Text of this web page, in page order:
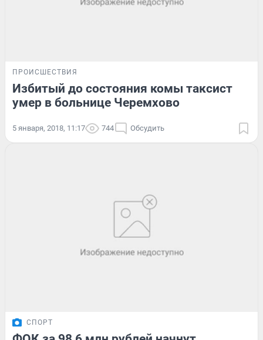
ПРОИСШЕСТВИЯ
Избитый до состояния комы таксист
умер в больнице Черемхово
5 января, 2018, 11:17 744 Обсудить
СПОРТ